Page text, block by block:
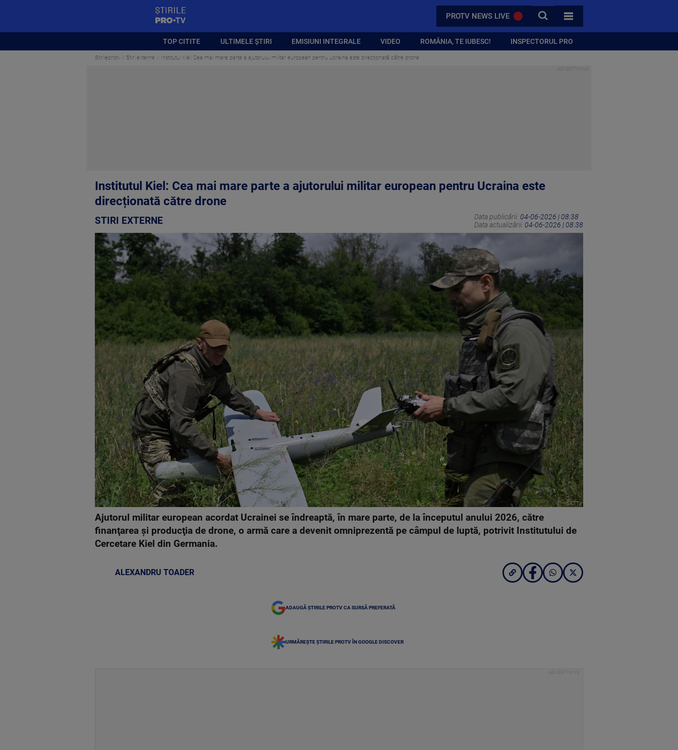
PROTV NEWS LIVE CAUTA
TOATE CATEGORIILE
TOP CITITE ULTIMELE ȘTIRI EMISIUNI INTEGRALE VIDEO ROMÂNIA, TE IUBESC! INSPECTORUL PRO
Stirileprotv Stiri externe Institutul Kiel: Cea mai mare parte a ajutorului militar european pentru Ucraina este direcționată către drone
Institutul Kiel: Cea mai mare parte a ajutorului militar european pentru Ucraina este
direcționată către drone
STIRI EXTERNE Data publicării: 04-06-2026 | 08:38
Data actualizării: 04-06-2026 | 08:38
GETTY
Ajutorul militar european acordat Ucrainei se îndreaptă, în mare parte, de la începutul anului 2026, către
finanţarea şi producţia de drone, o armă care a devenit omniprezentă pe câmpul de luptă, potrivit Institutului de
Cercetare Kiel din Germania.
ALEXANDRU TOADER
ADAUGĂ ȘTIRILE PROTV CA SURSĂ PREFERATĂ
URMĂREȘTE ȘTIRILE PROTV ÎN GOOGLE DISCOVER